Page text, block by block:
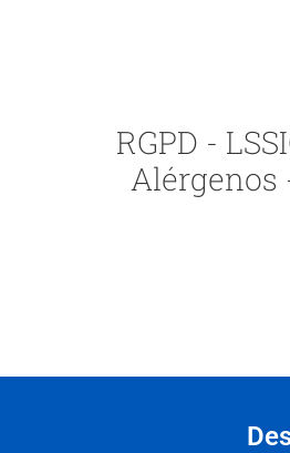
RGPD -
Alérgenos